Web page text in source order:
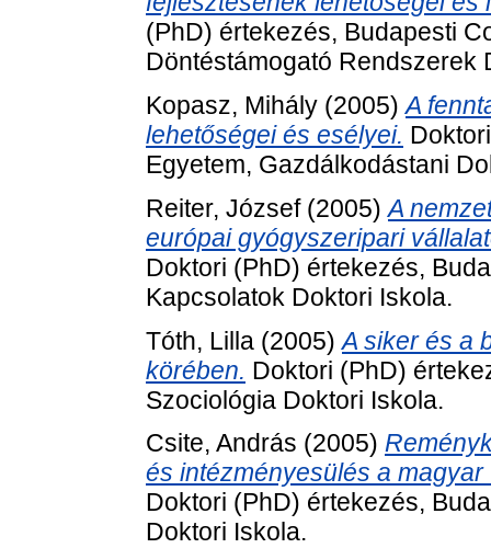
(PhD) értekezés, Budapesti
Döntéstámogató Rendszerek
Kopasz, Mihály (2005)A
lehetőségei és esélyei.
Egyetem, Gazdálkodástani
Reiter, József(2005)A
európai gyógyszeripari
Doktori (PhD) értekezés,
Kapcsolatok Doktori Iskola.
Tóth, Lilla (2005)A siker és a
körében. Doktori (PhD)
Szociológia Doktori Iskola.
Csite, András (2005)
és intézményesülés a
Doktori (PhD) értekezés,
Doktori Iskola.